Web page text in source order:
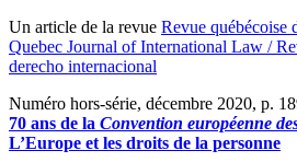
Un article de la revue Revue québécoise
Quebec Journal of International Law /
derecho internacional
Numéro hors-série, décembre 2020, p.
70 ans de la Convention européenne
L’Europe et les droits de la personne